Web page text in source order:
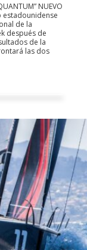
NUEVO
estadounidense
de la
después de
de la
las dos